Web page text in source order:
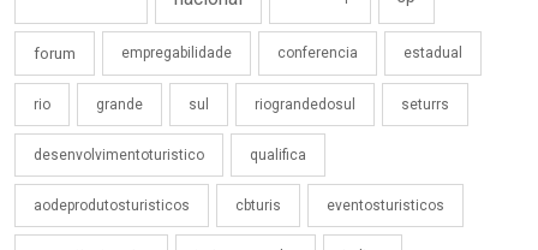
forum empregabilidade conferencia estadual
rio grande sul riograndedosul seturrs
desenvolvimentoturistico qualifica
aodeprodutosturisticos cbturis eventosturisticos